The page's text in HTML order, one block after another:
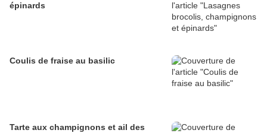
épinards
Coulis de fraise au basilic
Tarte aux champignons et ail des